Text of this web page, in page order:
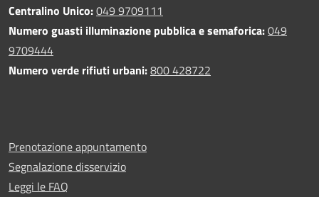
Centralino Unico:049 9709111
Numero guasti illuminazione pubblica e semaforica:049
9709444
Numero verde rifiuti urbani:800 428722
Prenotazione appuntamento
Segnalazione disservizio
Leggi le FAQ